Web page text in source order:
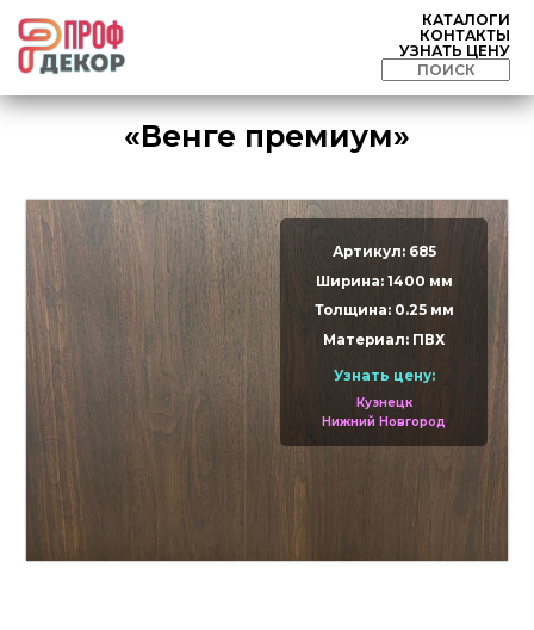
КАТАЛОГИ
КОНТАКТЫ
УЗНАТЬ ЦЕНУ
«Венге премиум»
Артикул: 685
Ширина: 1400 мм
Толщина: 0.25 мм
Материал: ПВХ
Узнать цену:
Кузнецк
Нижний Новгород